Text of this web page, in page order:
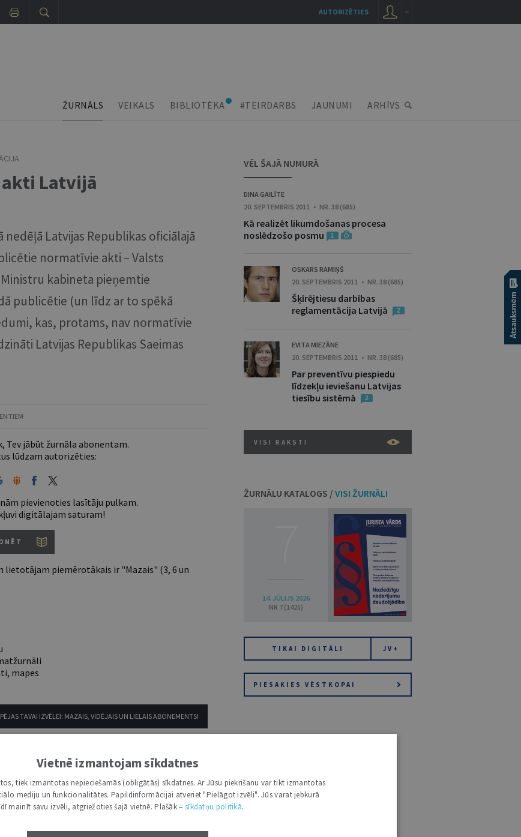
ŽURNĀLS VEIKALS BIBLIOTĒKA #TEIRDARBS JAUNUMI ARHĪVS
Latvijā
Latvijas Republikas oficiālajā
normatīvie akti – Valsts
kabineta pieņemtie
publicētie (un līdz ar to spēkā
kas, protams, nav normatīvie
Latvijas Republikas Saeimas
Tev jābūt žurnāla abonentam.
lūdzam autorizēties:
pievienoties lasītāju pulkam.
digitālajam saturam!
lietotājam piemērotākais ir "Mazais" (3, 6 un
mapes
TAVAI IZVĒLEI: MAZAIS, VIDĒJAIS UN LIELAIS ABONEMENTS!
VĒL ŠAJĀ NUMURĀ
DINA GAILĪTE
20. SEPTEMBRIS 2011 • NR. 38 (685)
Kā realizēt likumdošanas procesa
noslēdzošo posmu
1
OSKARS RAMIŅŠ
20. SEPTEMBRIS 2011 • NR. 38 (685)
Šķīrējtiesu darbības
reglamentācija Latvijā
2
EVITA MIEZĀNE
20. SEPTEMBRIS 2011 • NR. 38 (685)
Par preventīvu piespiedu
līdzekļu ieviešanu Latvijas
tiesību sistēmā
2
VISI RAKSTI
ŽURNĀLU KATALOGS / VISI ŽURNĀLI
14. JŪLIJS 2026
NR 7 (1425)
TIKAI DIGITĀLI JV+
PIESAKIES VĒSTKOPAI
AUTORIZĒTIES
Vietnē izmantojam sīkdatnes
tiek izmantotas nepieciešamās (obligātās) sīkdatnes. Ar Jūsu piekrišanu var tikt izmantotas
mediju un funkcionalitātes. Papildinformācijai atveriet "Pielāgot izvēli". Jūs varat jebkurā
mainīt savu izvēli, atgriežoties šajā vietnē. Plašāk – sīkdatņu politikā.